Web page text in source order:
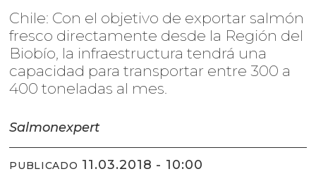
Chile: Con el objetivo de exportar salmón
fresco directamente desde la Región del
Biobío, la infraestructura tendrá una
capacidad para transportar entre 300 a
400 toneladas al mes.
Salmonexpert
PUBLICADO 11.03.2018 - 10:00